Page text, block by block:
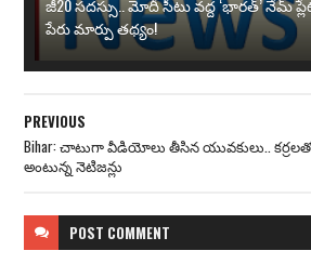
జీ20 సదస్సు.. మోదీ సీటు వద్ద ‘భారత్’ నేమ్
పేరు మార్పు తథ్యం!
PREVIOUS
Bihar: చాటుగా వీడియోలు తీసిన యువకులు.. కర్రలతో
అంటున్న నెటిజన్లు
POST COMMENT